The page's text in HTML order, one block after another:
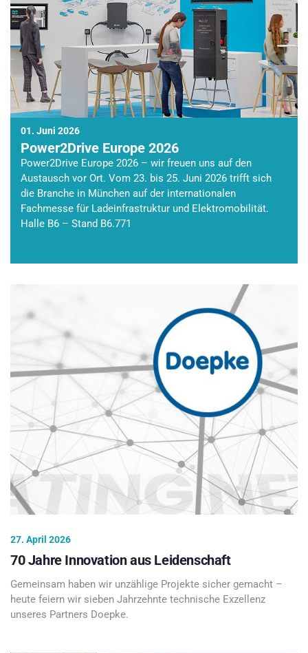
01. Juni 2026
Power2Drive Europe 2026
Power2Drive Europe 2026 – wir freuen uns auf den
Austausch vor Ort. Vom 23. bis 25. Juni 2026 trifft sich
die Branche in München auf der internationalen
Fachmesse für Ladeinfrastruktur und Elektromobilität.
Halle B6 – Stand B6.771
27. April 2026
70 Jahre Innovation aus Leidenschaft
Gemeinsam haben wir unzählige Projekte sicher gemacht –
heute feiern wir sieben Jahrzehnte technische Exzellenz
unseres Partners Doepke.